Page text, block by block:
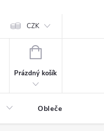
CZK
NÁKUPNÍ
Prázdný košík
Oblečení a